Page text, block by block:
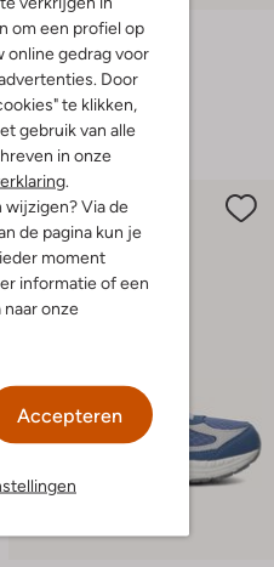
om een profiel op
online gedrag voor
Door
te klikken,
gebruik van alle
in onze
.
wijzigen? Via de
de pagina kun je
moment
informatie of een
naar onze
Accepteren
New Balance
Lage sneakers
€ 84,99 € 33,99